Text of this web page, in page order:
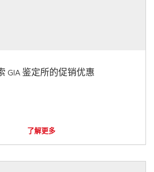
GIA 鉴定所的促销优惠
了解更多